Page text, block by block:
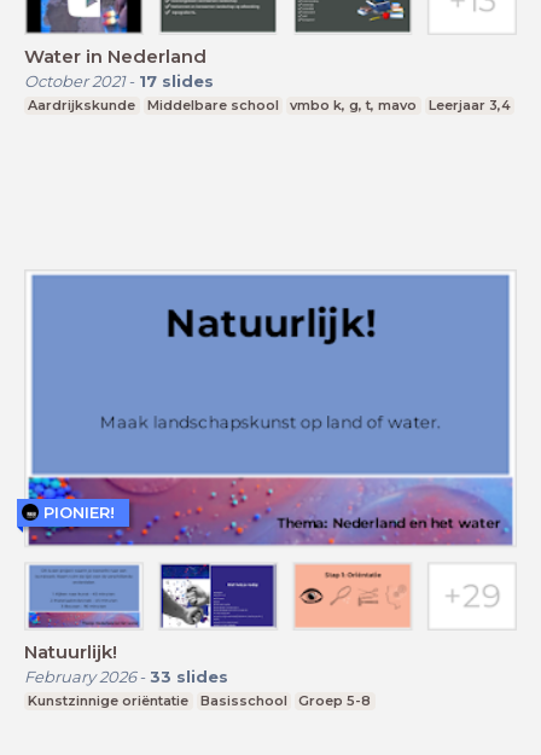
Water in Nederland
October 2021- 17 slides
Aardrijkskunde Middelbare school vmbo k, g, t, mavo Leerjaar 3,4
Natuurlijk!
February 2026- 33 slides
Kunstzinnige oriëntatie Basisschool Groep 5-8
PIONIER!